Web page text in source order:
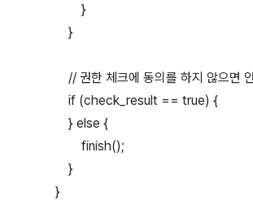
}
}
// 권한 체크에 동의를 하지 않으면 안
if (check_result == true) {
} else {
finish();
}
}